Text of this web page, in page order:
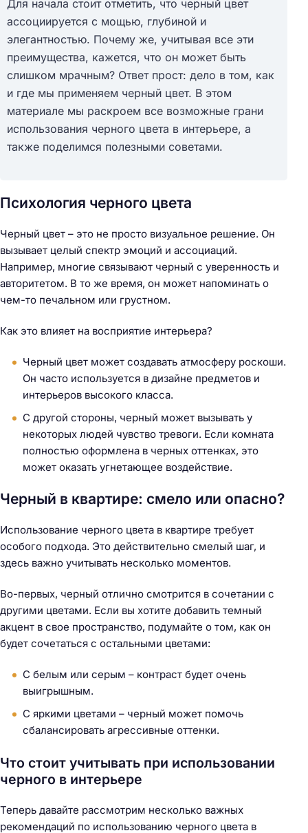
Для начала стоит отметить, что черный цвет
ассоциируется с мощью, глубиной и
элегантностью. Почему же, учитывая все эти
преимущества, кажется, что он может быть
слишком мрачным? Ответ прост: дело в том, как
и где мы применяем черный цвет. В этом
материале мы раскроем все возможные грани
использования черного цвета в интерьере, а
также поделимся полезными советами.
Психология черного цвета
Черный цвет – это не просто визуальное решение. Он
вызывает целый спектр эмоций и ассоциаций.
Например, многие связывают черный с уверенность и
авторитетом. В то же время, он может напоминать о
чем-то печальном или грустном.
Как это влияет на восприятие интерьера?
Черный цвет может создавать атмосферу роскоши.
Он часто используется в дизайне предметов и
интерьеров высокого класса.
С другой стороны, черный может вызывать у
некоторых людей чувство тревоги. Если комната
полностью оформлена в черных оттенках, это
может оказать угнетающее воздействие.
Черный в квартире: смело или опасно?
Использование черного цвета в квартире требует
особого подхода. Это действительно смелый шаг, и
здесь важно учитывать несколько моментов.
Во-первых, черный отлично смотрится в сочетании с
другими цветами. Если вы хотите добавить темный
акцент в свое пространство, подумайте о том, как он
будет сочетаться с остальными цветами:
С белым или серым – контраст будет очень
выигрышным.
С яркими цветами – черный может помочь
сбалансировать агрессивные оттенки.
Что стоит учитывать при использовании
черного в интерьере
Теперь давайте рассмотрим несколько важных
рекомендаций по использованию черного цвета в